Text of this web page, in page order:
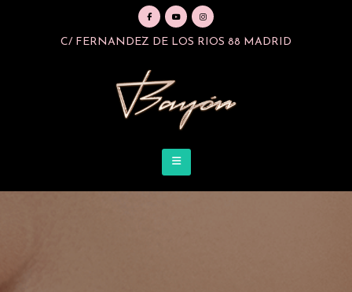
C/ FERNANDEZ DE LOS RIOS 88 MADRID